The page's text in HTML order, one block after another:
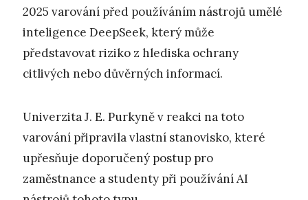
2025 varování před používáním nástrojů umělé
inteligence DeepSeek, který může
představovat riziko z hlediska ochrany
citlivých nebo důvěrných informací.
Univerzita J. E. Purkyně v reakci na toto
varování připravila vlastní stanovisko, které
upřesňuje doporučený postup pro
zaměstnance a studenty při používání AI